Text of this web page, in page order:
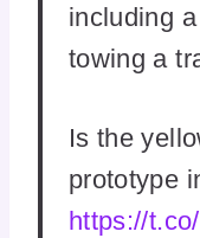
including
towing a
Is the
prototype
https://